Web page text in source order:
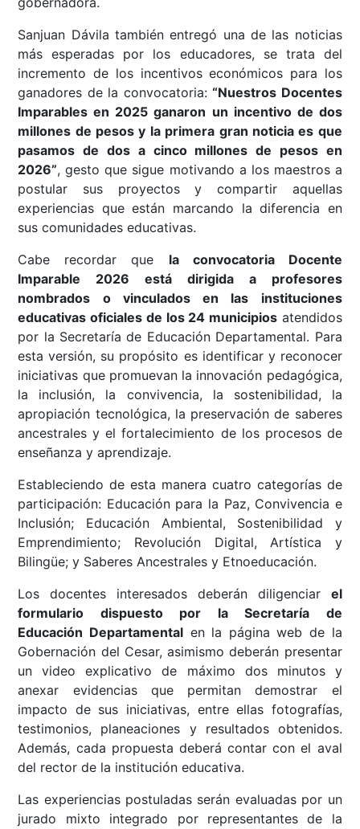
Sanjuan Dávila también entregó una de las noticias
más esperadas por los educadores, se trata del
incremento de los incentivos económicos para los
ganadores de la convocatoria:“Nuestros Docentes
Imparables en 2025 ganaron un incentivo de dos
millones de pesos y la primera gran noticia es que
pasamos de dos a cinco millones de pesos en
2026”, gesto que sigue motivando a los maestros a
postular sus proyectos y compartir aquellas
experiencias que están marcando la diferencia en
sus comunidades educativas.
Cabe recordar que la convocatoria Docente
Imparable 2026 está dirigida a profesores
nombrados o vinculados en las instituciones
educativas oficiales de los 24 municipiosatendidos
por la Secretaría de Educación Departamental. Para
esta versión, su propósito es identificar y reconocer
iniciativas que promuevan la innovación pedagógica,
la inclusión, la convivencia, la sostenibilidad, la
apropiación tecnológica, la preservación de saberes
ancestrales y el fortalecimiento de los procesos de
enseñanza y aprendizaje.
Estableciendo de esta manera cuatro categorías de
participación: Educación para la Paz, Convivencia e
Inclusión; Educación Ambiental, Sostenibilidad y
Emprendimiento; Revolución Digital, Artística y
Bilingüe; y Saberes Ancestrales y Etnoeducación.
Los docentes interesados deberán diligenciar el
formulario dispuesto por la Secretaría de
Educación Departamental en la página web de la
Gobernación del Cesar, asimismo deberán presentar
un video explicativo de máximo dos minutos y
anexar evidencias que permitan demostrar el
impacto de sus iniciativas, entre ellas fotografías,
testimonios, planeaciones y resultados obtenidos.
Además, cada propuesta deberá contar con el aval
del rector de la institución educativa.
Las experiencias postuladas serán evaluadas por un
jurado mixto integrado por representantes de la